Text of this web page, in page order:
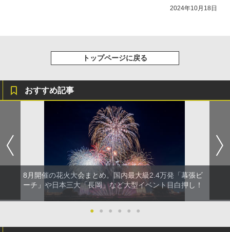
2024年10月18日
トップページに戻る
おすすめ記事
8月開催の花火大会まとめ。国内最大級2.4万発「幕張ビ
ーチ」や日本三大「長岡」など大型イベント目白押し！
● ● ● ● ● ●